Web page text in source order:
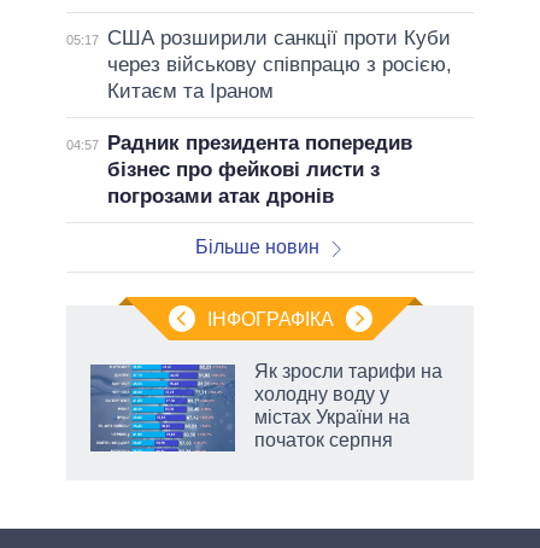
05:17
США розширили санкції проти Куби
через військову співпрацю з росією,
Китаєм та Іраном
04:57
Радник президента попередив
бізнес про фейкові листи з
погрозами атак дронів
Більше новин
ІНФОГРАФІКА
Як зросли тарифи на
холодну воду у
містах України на
початок серпня